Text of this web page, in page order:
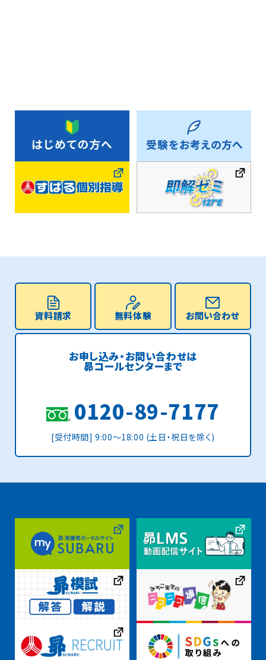
資料請求 無料体験 お問い合わせ
お申し込み・お問い合わせは
昴コールセンターまで
0120-89-7177
[受付時間] 9:00〜18:00 (土日・祝日を除く)